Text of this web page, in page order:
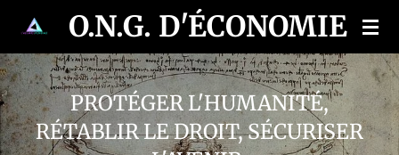
Passer
contenu
principal
O.N.G. D'ÉCONOMIE
PROTÉGER L'HUMANITÉ,
RÉTABLIR LE DROIT, SÉCURISER